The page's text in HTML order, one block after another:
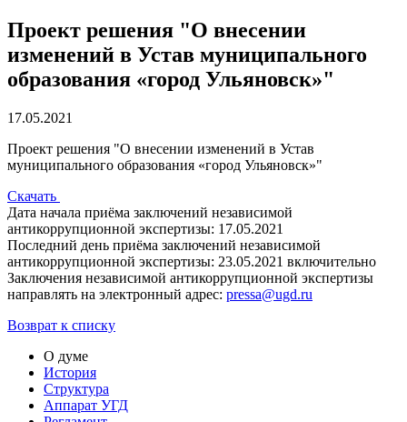
Проект решения "О внесении
изменений в Устав муниципального
образования «город Ульяновск»"
17.05.2021
Проект решения "О внесении изменений в Устав
муниципального образования «город Ульяновск»"
Скачать
Дата начала приёма заключений независимой
антикоррупционной экспертизы: 17.05.2021
Последний день приёма заключений независимой
антикоррупционной экспертизы: 23.05.2021 включительно
Заключения независимой антикоррупционной экспертизы
направлять на электронный адрес: pressa@ugd.ru
Возврат к списку
О думе
История
Структура
Аппарат УГД